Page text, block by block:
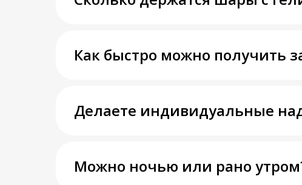
Как быстро можно получить
Делаете индивидуальные
Можно ночью или рано